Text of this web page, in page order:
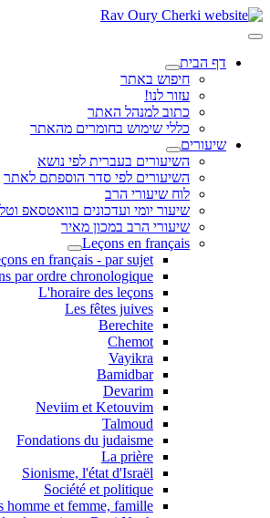
דף הבית
חיפוש באתר
עזור לנו!
כתוב למנהל האתר
כללי שימוש בחומרים מהאתר
שיעורים
השיעורים בעברית לפי נושא
השיעורים לפי סדר הוספתם לאתר
לוח שיעורי הרב
שיעור יומי ועדכונים בוואטסאפ
שיעורי הרב במכון מאיר
Leçons en français
en français - par sujet
par ordre chronologique
L'horaire des leçons
Les fêtes juives
Berechite
Chemot
Vayikra
Bamidbar
Devarim
Neviim et Ketouvim
Talmoud
Fondations du judaisme
La prière
Sionisme, l'état d'Israël
Société et politique
homme et femme, famille